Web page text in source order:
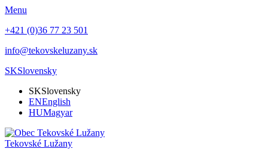
Menu
+421 (0)36 77 23 501
info@tekovskeluzany.sk
SKSlovensky
SKSlovensky
ENEnglish
HUMagyar
Tekovské Lužany